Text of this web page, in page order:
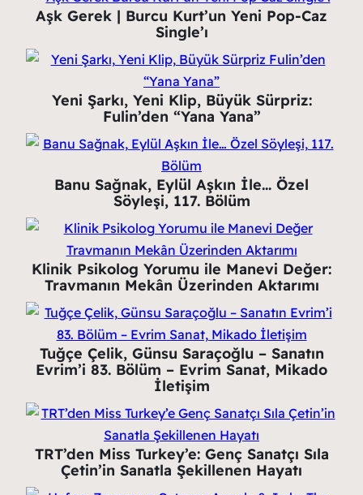
Aşk Gerek | Burcu Kurt’un Yeni Pop-Caz
Single’ı
Yeni Şarkı, Yeni Klip, Büyük Sürpriz:
Fulin’den “Yana Yana”
Banu Sağnak, Eylül Aşkın İle… Özel
Söyleşi, 117. Bölüm
Klinik Psikolog Yorumu ile Manevi Değer:
Travmanın Mekân Üzerinden Aktarımı
Tuğçe Çelik, Günsu Saraçoğlu – Sanatın
Evrim’i 83. Bölüm – Evrim Sanat, Mikado
İletişim
TRT’den Miss Turkey’e: Genç Sanatçı Sıla
Çetin’in Sanatla Şekillenen Hayatı